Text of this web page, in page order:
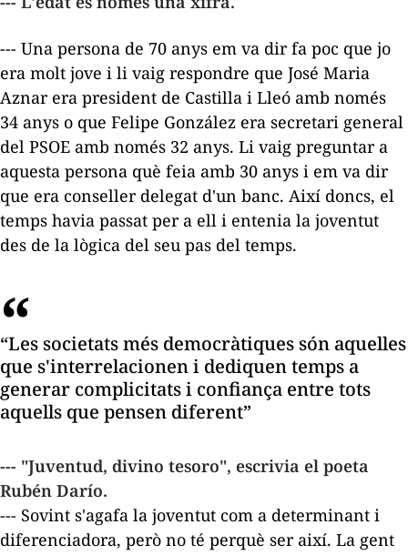
--- Una persona de 70 anys em va dir fa poc que jo
era molt jove i li vaig respondre que José Maria
Aznar era president de Castilla i Lleó amb només
34 anys o que Felipe González era secretari general
del PSOE amb només 32 anys. Li vaig preguntar a
aquesta persona què feia amb 30 anys i em va dir
que era conseller delegat d'un banc. Així doncs, el
temps havia passat per a ell i entenia la joventut
des de la lògica del seu pas del temps.
“Les societats més democràtiques són aquelles
que s'interrelacionen i dediquen temps a
generar complicitats i confiança entre tots
aquells que pensen diferent”
--- "Juventud, divino tesoro", escrivia el poeta
Rubén Darío.
--- Sovint s'agafa la joventut com a determinant i
diferenciadora, però no té perquè ser així. La gent